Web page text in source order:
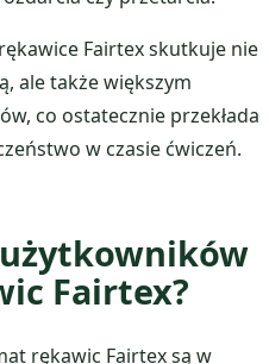
Fairtex skutkuje nie
ale także większym
co ostatecznie przekłada
w czasie ćwiczeń.
Fairtex?
rękawic Fairtex są w